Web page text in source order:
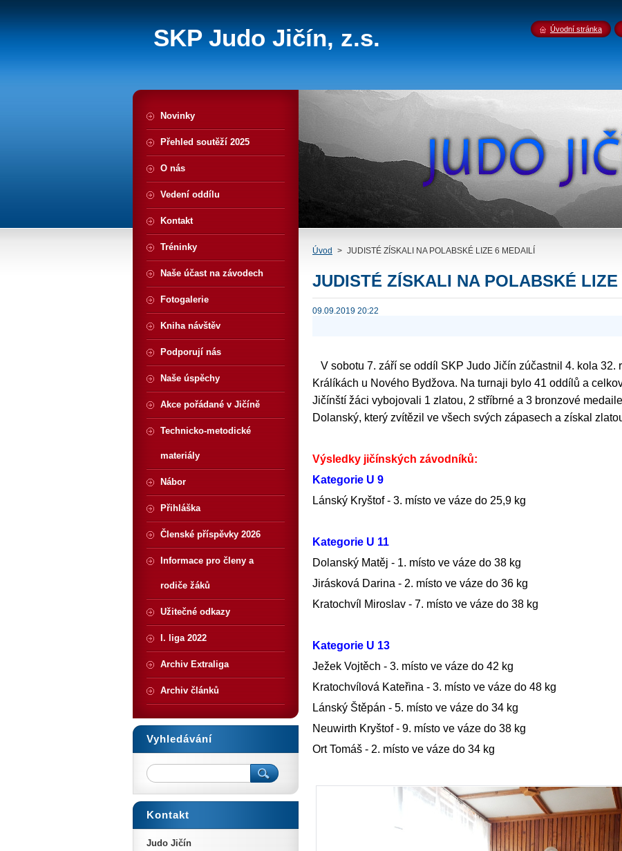
SKP Judo Jičín, z.s.
Úvod > JUDISTÉ ZÍSKALI NA POLABSKÉ LIZE 6 MEDAILÍ
JUDISTÉ ZÍSKALI NA POLABSKÉ LIZE
09.09.2019 20:22
V sobotu 7. září se oddíl SKP Judo Jičín zúčastnil 4. kola 32.
Králíkách u Nového Bydžova. Na turnaji bylo 41 oddílů a
Jičínští žáci vybojovali 1 zlatou, 2 stříbrné a 3 bronzové
Dolanský, který zvítězil ve všech svých zápasech a získal
Výsledky jičínských závodníků:
Kategorie U 9
Lánský Kryštof - 3. místo ve váze do 25,9 kg
Kategorie U 11
Dolanský Matěj - 1. místo ve váze do 38 kg
Jirásková Darina - 2. místo ve váze do 36 kg
Kratochvíl Miroslav - 7. místo ve váze do 38 kg
Kategorie U 13
Ježek Vojtěch - 3. místo ve váze do 42 kg
Kratochvílová Kateřina - 3. místo ve váze do 48 kg
Lánský Štěpán - 5. místo ve váze do 34 kg
Neuwirth Kryštof - 9. místo ve váze do 38 kg
Ort Tomáš - 2. místo ve váze do 34 kg
Novinky
Přehled soutěží 2025
O nás
Vedení oddílu
Kontakt
Tréninky
Naše účast na závodech
Fotogalerie
Kniha návštěv
Podporují nás
Naše úspěchy
Akce pořádané v Jičíně
Technicko-metodické
materiály
Nábor
Přihláška
Členské příspěvky 2026
Informace pro členy a
rodiče žáků
Užitečné odkazy
I. liga 2022
Archiv Extraliga
Archiv článků
Vyhledávání
Kontakt
Judo Jičín
Úvodní stránka